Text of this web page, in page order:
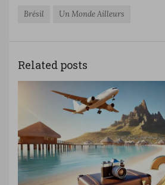
Brésil Un Monde Ailleurs
Related posts